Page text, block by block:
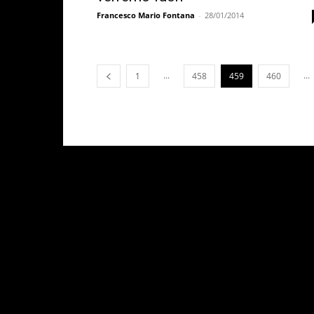
Francesco Mario Fontana - 28/01/2014
1 ... 458 459 460 ...